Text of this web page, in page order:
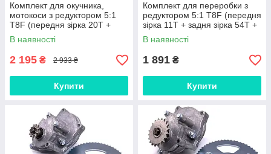
Комплект для окучника,
мотокоси з редуктором 5:1
T8F (передня зірка 20Т +
задня зірка 64Т 2 шт +
ланцюг 2 шт.) 116L
В наявності
2 195 ₴ 2 933 ₴
Купити
Комплект для переробки з
редуктором 5:1 T8F (передня
зірка 11T + задня зірка 54Т +
ланцюг) 124L
В наявності
1 891 ₴
Купити